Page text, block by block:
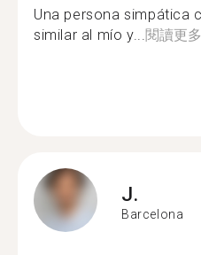
Una persona simpática
similar al mío y...閱讀更多
J.
Barcelona